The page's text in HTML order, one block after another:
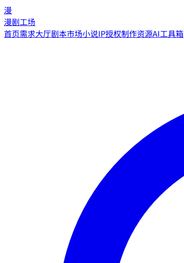
漫
漫剧工场
首页需求大厅剧本市场小说IP授权制作资源AI工具箱